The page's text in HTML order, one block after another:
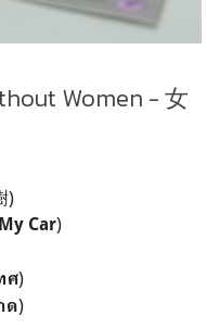
Women - 女
)
Car)
ศ)
ด)